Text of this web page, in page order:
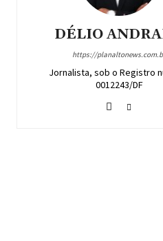
DÉLIO
https://
Jornalista, sob o Registro
0012243/DF